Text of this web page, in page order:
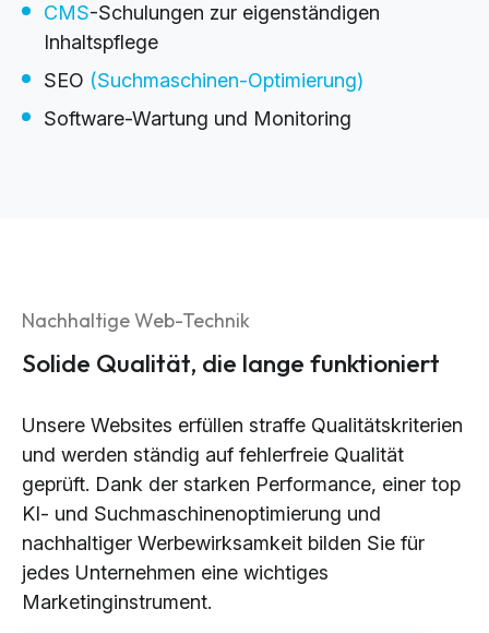
CMS-Schulungen zur eigenständigen
Inhaltspflege
SEO (Suchmaschinen-Optimierung)
Software-Wartung und Monitoring
Nachhaltige Web-Technik
Solide Qualität, die lange funktioniert
Unsere Websites erfüllen straffe Qualitätskriterien
und werden ständig auf fehlerfreie Qualität
geprüft. Dank der starken Performance, einer top
KI- und Suchmaschinenoptimierung und
nachhaltiger Werbewirksamkeit bilden Sie für
jedes Unternehmen eine wichtiges
Marketinginstrument.